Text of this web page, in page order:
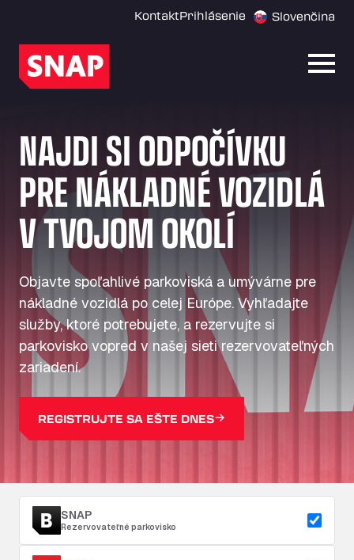
KontaktPrihlásenie Slovenčina
NAJDI SI ODPOČÍVKU
PRE NÁKLADNÉ VOZIDLÁ
V TVOJOM OKOLÍ
Objavte spoľahlivé parkoviská a umývárne pre
nákladné vozidlá po celej Európe. Vyhľadajte
služby, ktoré potrebujete, a rezervujte si
parkovisko vopred v našej sieti rezervovateľných
zariadení.
REGISTRUJTE SA EŠTE DNES
SNAP
Rezervovateľné parkovisko